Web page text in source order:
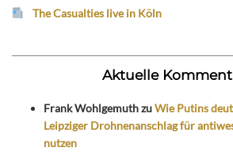
The Casualties live in Köln
Aktuelle
Frank WohlgemuthzuWie Putins
Leipziger Drohnenanschlag für
nutzen